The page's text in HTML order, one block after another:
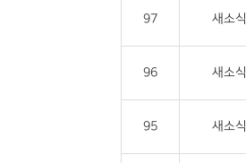
97 새소식
96 새소식
95 새소식